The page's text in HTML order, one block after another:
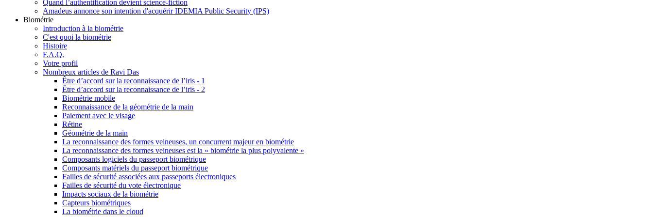
Quand l’authentification devient science-fiction
Amadeus annonce son intention d'acquérir IDEMIA Public Security (IPS)
Biométrie
Introduction à la biométrie
C'est quoi la biométrie
Histoire
F.A.Q.
Votre profil
Nombreux articles de Ravi Das
Être d’accord sur la reconnaissance de l’iris - 1
Être d’accord sur la reconnaissance de l’iris - 2
Biométrie mobile
Reconnaissance de la géométrie de la main
Paiement avec le visage
Rétine
Géométrie de la main
La reconnaissance des formes veineuses, un concurrent majeur en biométrie
La reconnaissance des formes veineuses est la « biométrie la plus polyvalente »
Composants logiciels du passeport biométrique
Composants matériels du passeport biométrique
Failles de sécurité associées aux passeports électroniques
Failles de sécurité du vote électronique
Impacts sociaux de la biométrie
Capteurs biométriques
La biométrie dans le cloud